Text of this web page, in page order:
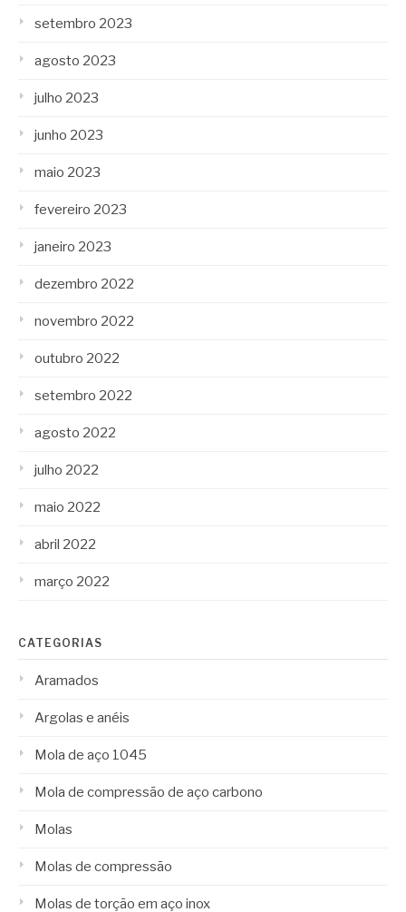
setembro 2023
agosto 2023
julho 2023
junho 2023
maio 2023
fevereiro 2023
janeiro 2023
dezembro 2022
novembro 2022
outubro 2022
setembro 2022
agosto 2022
julho 2022
maio 2022
abril 2022
março 2022
CATEGORIAS
Aramados
Argolas e anéis
Mola de aço 1045
Mola de compressão de aço carbono
Molas
Molas de compressão
Molas de torção em aço inox